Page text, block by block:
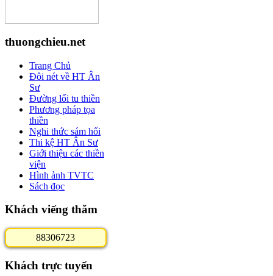
thuongchieu.net
Trang Chủ
Đôi nét về HT Ân
Sư
Đường lối tu thiền
Phương pháp tọa
thiền
Nghi thức sám hối
Thi kệ HT Ân Sư
Giới thiệu các thiền
viện
Hình ảnh TVTC
Sách đọc
Khách viếng thăm
88306723
Khách trực tuyến